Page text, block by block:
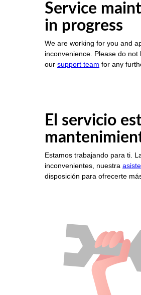
Service
in progress
We are working for you and
inconvenience. Please do not
our support team for any
El servicio
Estamos trabajando para ti.
inconvenientes, nuestra
disposición para ofrecerte